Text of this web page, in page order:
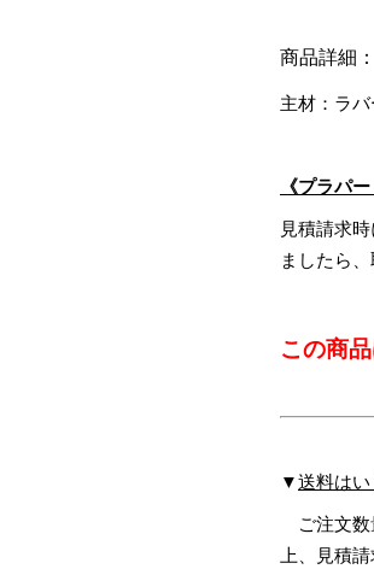
商品詳細：
主材：ラバ
《プラパ
見積請求
ましたら
この商
▼送料はい
ご注文数
上、見積